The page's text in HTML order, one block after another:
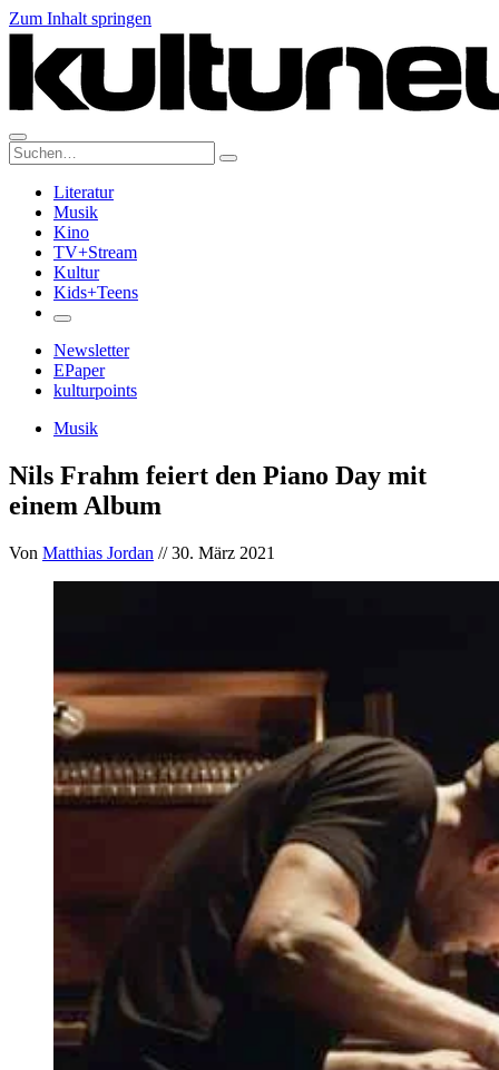
Zum Inhalt springen
Suche:
Literatur
Musik
Kino
TV+Stream
Kultur
Kids+Teens
Newsletter
EPaper
kulturpoints
Musik
Nils Frahm feiert den Piano Day mit
einem Album
Von Matthias Jordan // 30. März 2021